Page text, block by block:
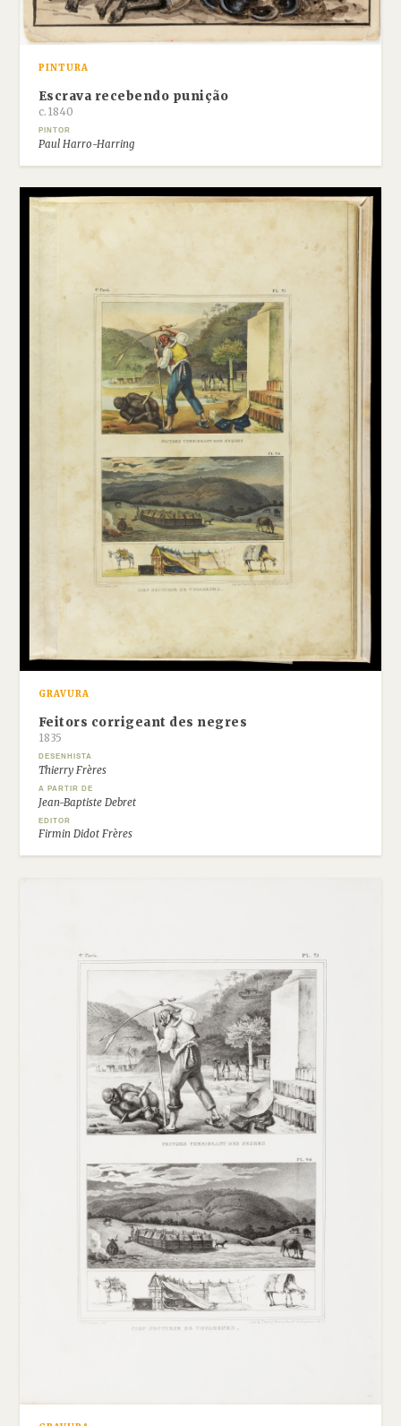
PINTURA
Escrava recebendo punição
c.1840
PINTOR
Paul Harro-Harring
GRAVURA
Feitors corrigeant des negres
1835
DESENHISTA
Thierry Frères
A PARTIR DE
Jean-Baptiste Debret
EDITOR
Firmin Didot Frères